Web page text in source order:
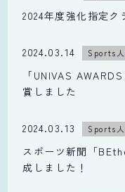
2024年度強化指定ク
2024.03.14 Sports
「UNIVAS
賞しました
2024.03.13 Sports
スポーツ新聞「
成しました！